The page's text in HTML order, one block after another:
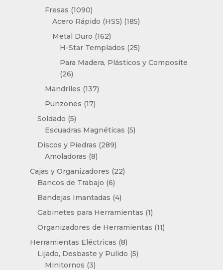
Fresas 10901090
productos
Acero Rápido (HSS) 185185
Metal Duro 162162
productos
H-Star Templados 2525
productos
Para Madera, Plásticos y Composite
2626
productos
Mandriles 137137
Punzones 1717
Soldado 55
productos
Escuadras Magnéticas 55
Discos y Piedras 289289
Amoladoras 88
productos
Cajas y Organizadores 2222
Bancos de Trabajo 66
productos
Bandejas Imantadas 44
productos
Gabinetes para Herramientas 11
producto
Organizadores de Herramientas 1111
Herramientas Eléctricas 88
productos
Lijado, Desbaste y Pulido 55
Minitornos 33